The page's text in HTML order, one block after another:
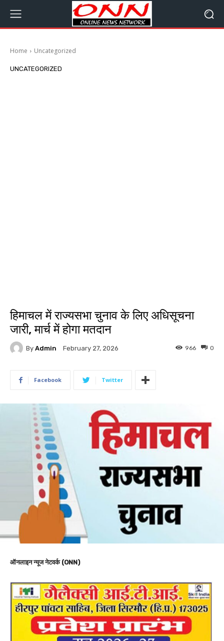
Home Uncategorized
UNCATEGORIZED
हिमाचल में राज्यसभा चुनाव के लिए अधिसूचना
जारी, मार्च में होगा मतदान
By Admin February 27, 2026 0
966
Facebook Twitter
ऑनलाइन न्यूज नेटवर्क (ONN)